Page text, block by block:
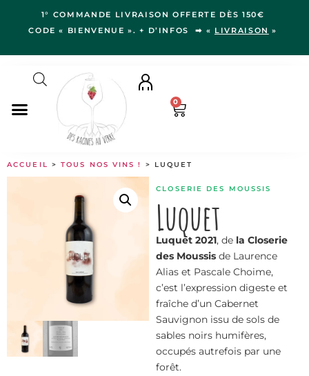
1° COMMANDE LIVRAISON OFFERTE DÈS 150€
CODE « BIENVENUE ». + D’INFOS ➡ « LIVRAISON »
RÉGIONS
LE VERGER
IDÉES CADEAUX
NOS VIGNERON.NE.S
0
ACCUEIL >TOUS NOS VINS ! > LUQUET
CLOSERIE DES MOUSSIS
Luquet
Luquet 2021, de la Closerie
des Moussis de Laurence
Alias et Pascale Choime,
c’est l’expression digeste et
fraîche d’un Cabernet
Sauvignon issu de sols de
sables noirs humifères,
occupés autrefois par une
forêt.